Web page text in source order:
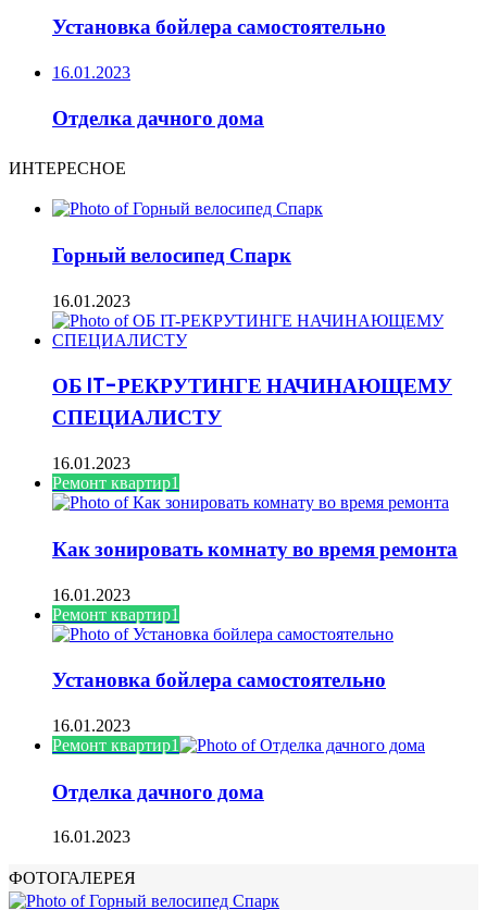
Установка бойлера самостоятельно
16.01.2023
Отделка дачного дома
ИНТЕРЕСНОЕ
Горный велосипед Спарк
16.01.2023
ОБ IT-РЕКРУТИНГЕ НАЧИНАЮЩЕМУ
СПЕЦИАЛИСТУ
16.01.2023
Ремонт квартир1
Как зонировать комнату во время ремонта
16.01.2023
Ремонт квартир1
Установка бойлера самостоятельно
16.01.2023
Ремонт квартир1
Отделка дачного дома
16.01.2023
ФОТОГАЛЕРЕЯ